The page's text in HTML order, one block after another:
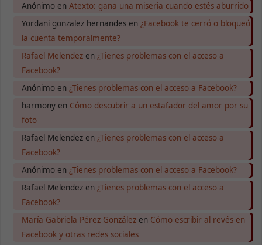
Anónimoen Atexto: gana una miseria cuando estés aburrido
Yordani gonzalez hernandesen ¿Facebook te cerró o bloqueó
la cuenta temporalmente?
Rafael Melendezen ¿Tienes problemas con el acceso a
Facebook?
Anónimoen ¿Tienes problemas con el acceso a Facebook?
harmonyen Cómo descubrir a un estafador del amor por su
foto
Rafael Melendezen ¿Tienes problemas con el acceso a
Facebook?
Anónimoen ¿Tienes problemas con el acceso a Facebook?
Rafael Melendezen ¿Tienes problemas con el acceso a
Facebook?
María Gabriela Pérez Gonzálezen Cómo escribir al revés en
Facebook y otras redes sociales
funcione lo
mejor posible
durante tu
rechaza estas
cookies,
funcionalidades
desaparecerán
de la web.
Marketing
comportamiento
mientras visitas
posibilidad de